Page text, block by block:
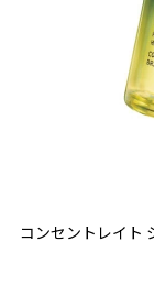
コンセントレイト